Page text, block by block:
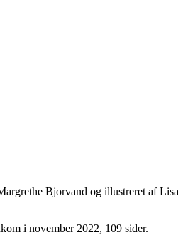
Bjorvand og illustreret af Lisa
i november 2022, 109 sider.